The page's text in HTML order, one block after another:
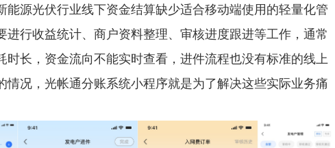
源光伏行业线下资金结算缺少适合移动端使用的轻量化管
行收益统计、商户资料整理、审核进度跟进等工作，通常
长，资金流向不能实时查看，进件流程也没有标准的线上
况，光帐通分账系统小程序就是为了解决这些实际业务痛